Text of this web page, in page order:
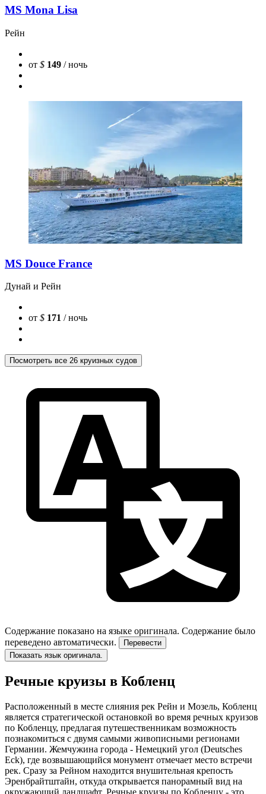
MS Mona Lisa
Рейн
от $ 149 / ночь
MS Douce France
Дунай и Рейн
от $ 171 / ночь
Посмотреть все 26 круизных судов
Содержание показано на языке оригинала. Содержание было
переведено автоматически.
Перевести
Показать язык оригинала.
Речные круизы в Кобленц
Расположенный в месте слияния рек Рейн и Мозель, Кобленц
является стратегической остановкой во время речных круизов
по Кобленцу, предлагая путешественникам возможность
познакомиться с двумя самыми живописными регионами
Германии. Жемчужина города - Немецкий угол (Deutsches
Eck), где возвышающийся монумент отмечает место встречи
рек. Сразу за Рейном находится внушительная крепость
Эренбрайтштайн, откуда открывается панорамный вид на